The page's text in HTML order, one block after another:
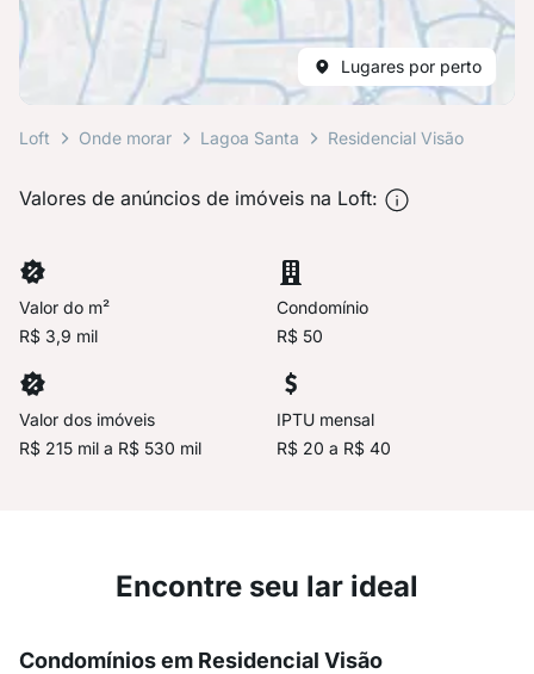
Lugares por perto
Loft Onde morar Lagoa Santa Residencial Visão
Valores de anúncios de imóveis na Loft:
Valor do m²
R$ 3,9 mil
Condomínio
R$ 50
Valor dos imóveis
R$ 215 mil a R$ 530 mil
IPTU mensal
R$ 20 a R$ 40
Encontre seu lar ideal
Condomínios em Residencial Visão